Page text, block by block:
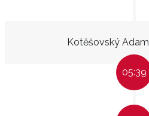
Kotěšovský Adam
05:39